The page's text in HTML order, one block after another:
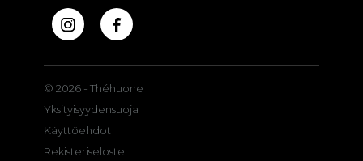
© 2026 - Théhuone
Yksityisyydensuoja
Käyttöehdot
Rekisteriseloste